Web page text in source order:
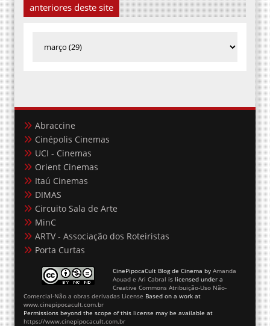
anteriores deste site
Abraccine
Cinépolis Cinemas
UCI - Cinemas
Orient Cinemas
Itaú Cinemas
DIMAS
Circuito Sala de Arte
MinC
ARTV - Associação dos Roteiristas
Porta Curtas
CinePipocaCult Blog de Cinema by Amanda
Aouad e Ari Cabral is licensed under a
Creative Commons Atribuição-Uso Não-
Comercial-Não a obras derivadas License Based on a work at
www.cinepipocacult.com.br
Permissions beyond the scope of this license may be available at
https://www.cinepipocacult.com.br